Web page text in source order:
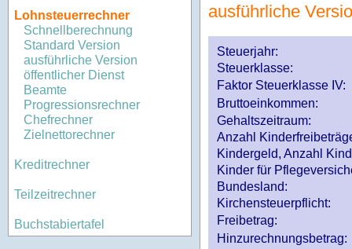
Lohnsteuerrechner
Schnellberechnung
Standard Version
ausführliche Version
öffentlicher Dienst
Beamte
Progressionsrechner
Chefrechner
Zielnettorechner
Kreditrechner
Teilzeitrechner
Buchstabiertafel
ausführliche
Steuerjahr:
Steuerklasse:
Faktor Steuerklasse IV:
Bruttoeinkommen:
Gehaltszeitraum:
Anzahl
Kindergeld, Anzahl
Kinder für
Bundesland:
Kirchensteuerpflicht:
Freibetrag:
Hinzurechnungsbetrag: